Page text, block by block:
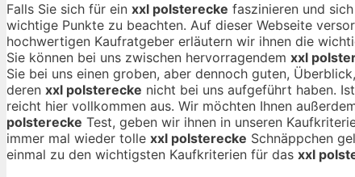
Falls Sie sich für ein xxl polsterecke faszinieren und
wichtige Punkte zu beachten. Auf dieser Webseite
hochwertigen Kaufratgeber erläutern wir ihnen die
Sie können bei uns zwischen hervorragendem xxl
Sie bei uns einen groben, aber dennoch guten,
deren xxl polsterecke nicht bei uns aufgeführt haben.
reicht hier vollkommen aus. Wir möchten Ihnen
polsterecke Test, geben wir ihnen in unseren
immer mal wieder tolle xxl polsterecke Schnäppchen
einmal zu den wichtigsten Kaufkriterien für das xxl